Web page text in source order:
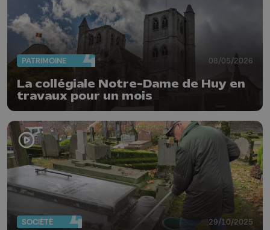
PATRIMOINE 08/05/2026
La collégiale Notre-Dame de Huy en
travaux pour un mois
SOCIÉTÉ 29/10/2025